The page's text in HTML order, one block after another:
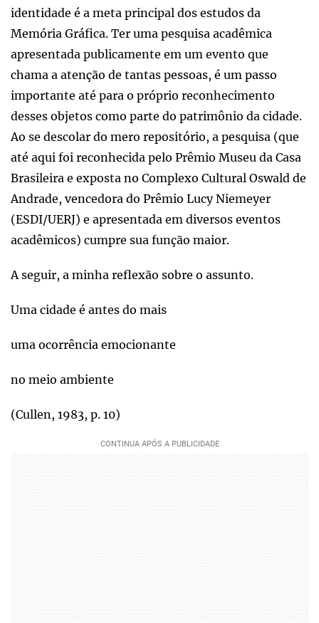
identidade é a meta principal dos estudos da
Memória Gráfica. Ter uma pesquisa acadêmica
apresentada publicamente em um evento que
chama a atenção de tantas pessoas, é um passo
importante até para o próprio reconhecimento
desses objetos como parte do patrimônio da cidade.
Ao se descolar do mero repositório, a pesquisa (que
até aqui foi reconhecida pelo Prêmio Museu da Casa
Brasileira e exposta no Complexo Cultural Oswald de
Andrade, vencedora do Prêmio Lucy Niemeyer
(ESDI/UERJ) e apresentada em diversos eventos
acadêmicos) cumpre sua função maior.
A seguir, a minha reflexão sobre o assunto.
Uma cidade é antes do mais
uma ocorrência emocionante
no meio ambiente
(Cullen, 1983, p. 10)